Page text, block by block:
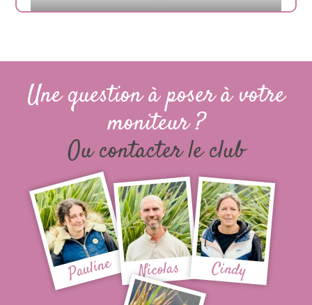
Une question à poser à votre
moniteur ?
Ou contacter le club
Pauline Nicolas Cindy